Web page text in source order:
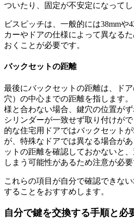
ついたり、固定が不安定になってし
ビスピッチは、一般的には38mmや
カーやドアの仕様によって異なる
おくことが必要です。
バックセットの距離
最後にバックセットの距離は、ド
穴）の中心までの距離を指します
様と合わない場合、鍵穴の位置が
シリンダーが一致せず取り付けが
的な住宅用ドアではバックセットが
が、特殊なドアでは異なる場合が
ットの距離を確認しておかないと
しまう可能性があるため注意が必要
これらの項目が自分で確認できな
することをおすすめします。
自分で鍵を交換する手順と必